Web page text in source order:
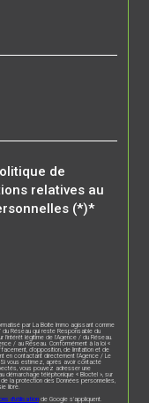
de
relatives au
(*)*
par La Boite Immo agissant comme
Réseau qui reste Responsable du
légitime de l'Agence / du Réseau.
/ au Réseau. Conformément à la loi «
d’opposition, de limitation et de
en contactant directement l’Agence / Le
vous estimez, après avoir contacté
vous pouvez adresser une
démarchage téléphonique « Bloctel », sur
la protection des Données personnelles,
libre.
d'utilisation de Google s'appliquent.